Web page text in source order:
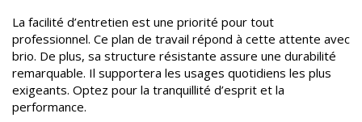
La facilité d’entretien est une priorité pour tout
professionnel. Ce plan de travail répond à cette attente avec
brio. De plus, sa structure résistante assure une durabilité
remarquable. Il supportera les usages quotidiens les plus
exigeants. Optez pour la tranquillité d’esprit et la
performance.